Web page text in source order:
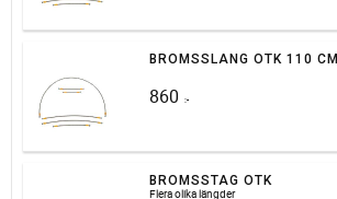
BROMSSLANG OTK 110 CM
860 :-
BROMSSTAG OTK
Flera olika längder